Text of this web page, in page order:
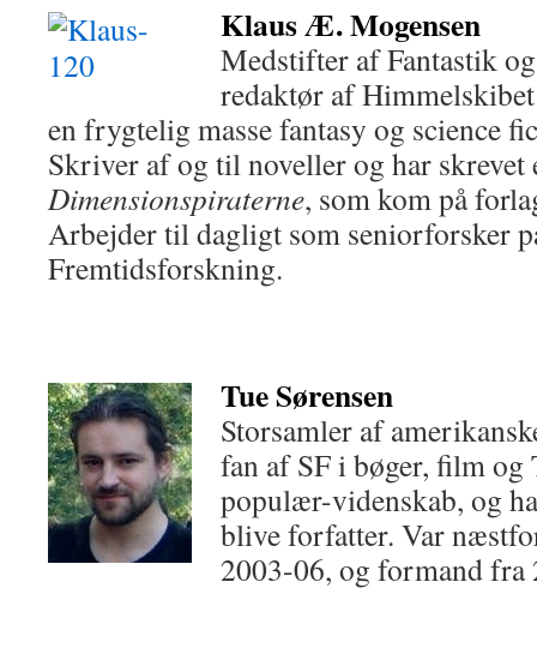
Klaus Æ. Mogensen
Medstifter af Fantastik
redaktør af
en frygtelig masse fantasy og science
Skriver af og til noveller og har skrevet
Dimensionspiraterne, som kom på
Arbejder til dagligt som seniorforsker
Fremtidsforskning.
Tue Sørensen
Storsamler af
fan af SF i bøger, film
populær-videnskab, og
blive forfatter. Var
2003-06, og formand fra